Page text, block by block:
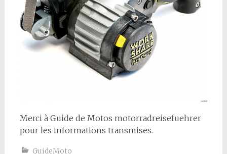
Merci à Guide de Motos motorradreisefuehrer
pour les informations transmises.
GuideMoto